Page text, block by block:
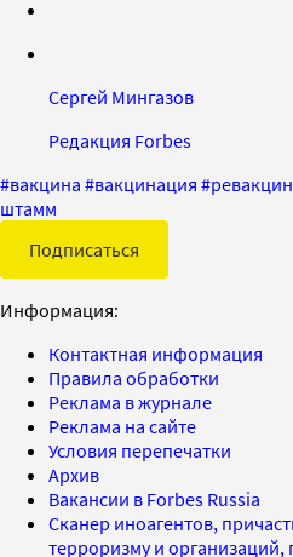
Сергей Мингазов
Редакция Forbes
#вакцина #вакцинация #
штамм
Подписаться
Информация:
Контактная информация
Правила обработки
Реклама в журнале
Реклама на сайте
Условия перепечатки
Архив
Вакансии в Forbes Russia
Сканер иноагентов,
терроризму и